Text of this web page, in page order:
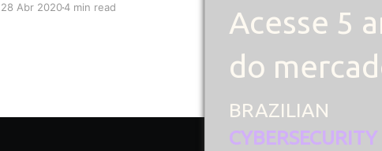
Acesse 5
do
BRAZILIAN
CYBERSECURITY
questão, a segurança na nuvem é certamente
uma das mais citadas por especialistas.
Lembrando que a nuvem permite que qualquer
dispositivo conectado à internet tenha acesso a
28 Abr 20204 min read